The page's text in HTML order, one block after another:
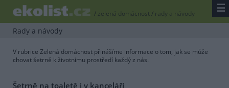
/ zelená domácnost/ rady a návody ☰
Rady a návody
V rubrice Zelená domácnost přinášíme informace o tom, jak se může
chovat šetrně k životnímu prostředí každý z nás.
Šetrně na toaletě i v kanceláři